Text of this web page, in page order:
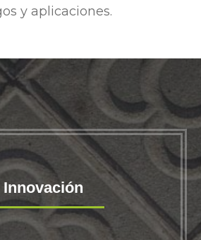
y aplicaciones.
Innovación